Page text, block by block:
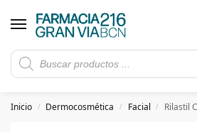
Rebajas de verano hasta -
5€ de descuento con el cupón 5GRANVIA
Inicio / Dermocosmética / Facial / Rilastil